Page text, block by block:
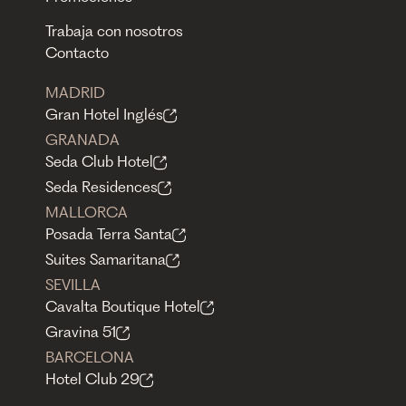
Trabaja con nosotros
Contacto
MADRID
Gran Hotel Inglés
GRANADA
Seda Club Hotel
Seda Residences
MALLORCA
Posada Terra Santa
Suites Samaritana
SEVILLA
Cavalta Boutique Hotel
Gravina 51
BARCELONA
Hotel Club 29